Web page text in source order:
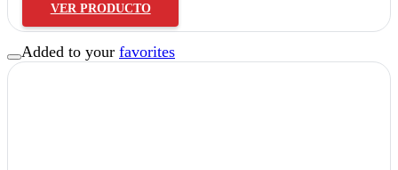
VER PRODUCTO
Added to your favorites